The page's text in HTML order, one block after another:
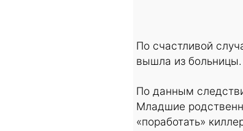
По счастливой
вышла из больницы.
По данным
Младшие
«поработать»